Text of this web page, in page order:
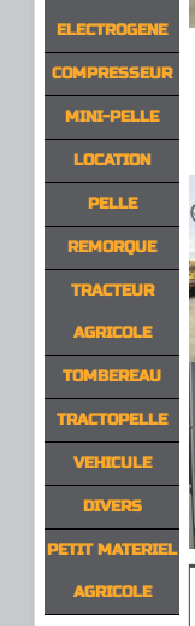
ELECTROGENE
COMPRESSEUR
MINI-PELLE
LOCATION
PELLE
REMORQUE
TRACTEUR
AGRICOLE
TOMBEREAU
TRACTOPELLE
VEHICULE
DIVERS
PETIT MATERIEL
AGRICOLE